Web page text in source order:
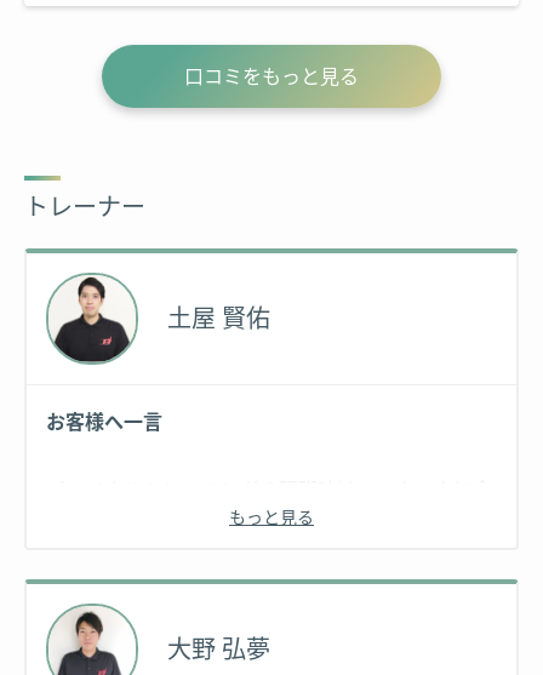
短期間でここまで変われるのかと本当に驚きまし
た。清潔感のある店内で気持ちよく、恵比寿駅から
口コミをもっと見る
トレーナー
土屋 賢佑
お客様へ一言
わせたトレーニングプログラムのご提案や栄養面も
カラダの癖も改善することが可能です！
自分で運動はしてるけどこれでいいのかな…
ジムやエステに通っているけど理想の結果が出な
もっと見る
大野 弘夢